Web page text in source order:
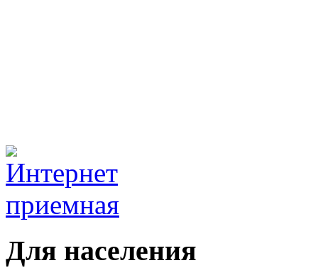
Для населения